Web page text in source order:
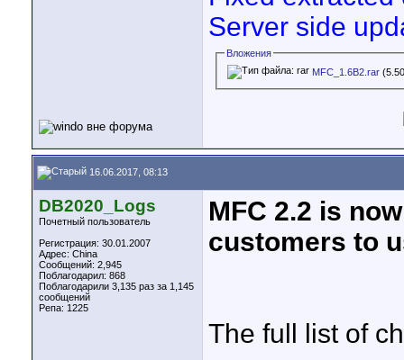
Server side
Вложения
MFC_1.6B2.rar
16.06.2017, 08:13
DB2020_Logs
Почетный пользователь
Регистрация: 30.01.2007
Адрес: China
Сообщений: 2,945
Поблагодарил: 868
Поблагодарили 3,135 раз за 1,145
сообщений
Репа: 1225
MFC 2.2 is
customers to
The full list of